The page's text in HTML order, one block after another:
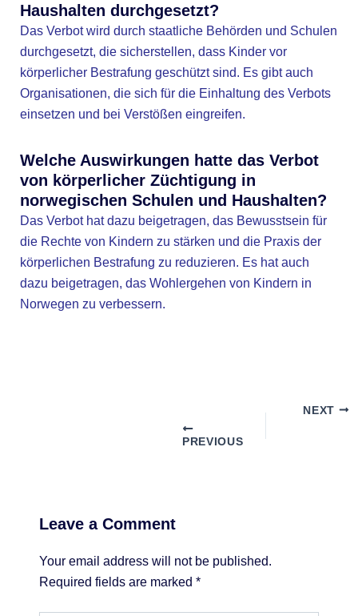
Haushalten durchgesetzt?
Das Verbot wird durch staatliche Behörden und Schulen
durchgesetzt, die sicherstellen, dass Kinder vor
körperlicher Bestrafung geschützt sind. Es gibt auch
Organisationen, die sich für die Einhaltung des Verbots
einsetzen und bei Verstößen eingreifen.
Welche Auswirkungen hatte das Verbot
von körperlicher Züchtigung in
norwegischen Schulen und Haushalten?
Das Verbot hat dazu beigetragen, das Bewusstsein für
die Rechte von Kindern zu stärken und die Praxis der
körperlichen Bestrafung zu reduzieren. Es hat auch
dazu beigetragen, das Wohlergehen von Kindern in
Norwegen zu verbessern.
PREVIOUS
NEXT
Leave a Comment
Your email address will not be published.
Required fields are marked *